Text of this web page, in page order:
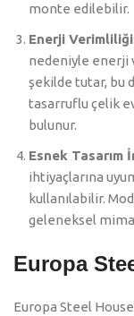
monte edilebilir.
Enerji
nedeniyle enerji
şekilde tutar, bu
tasarruflu çelik
bulunur.
Esnek Tasarım
ihtiyaçlarına
kullanılabilir.
geleneksel
Europa
Europa Steel